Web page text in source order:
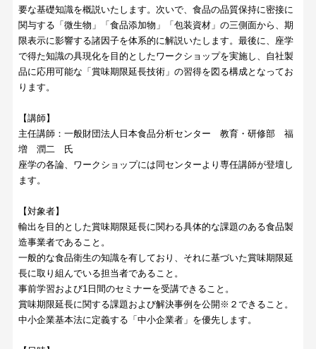
要な基礎知識を概説いたします。次いで、食品の品質保持に密接に
関与する「微生物」「食品添加物」「包装資材」の三側面から、期
限表示に影響する諸因子を体系的に解説いたします。最後に、座学
で得た知識の具現化を目的としたワークショップを実施し、自社製
品に応用可能な「賞味期限延長技術」の習得を図る構成となってお
ります。
【講師】
主任講師：一般財団法人日本食品分析センター 教育・研修部 福
増 潤二 氏
座学の各論、ワークショップには同センターより専任講師が登壇し
ます。
【対象者】
輸出を目的とした賞味期限延長に関わる具体的な課題のある食品製
造事業者であること。
一般的な食品衛生の知識を有しており、それに基づいた賞味期限延
長に取り組んでいる担当者であること。
事前学習および1日間のセミナーを受講できること。
賞味期限延長に関する課題および解決事例を公開※２できること。
中小企業基本法に定義する「中小企業者」を優先します。